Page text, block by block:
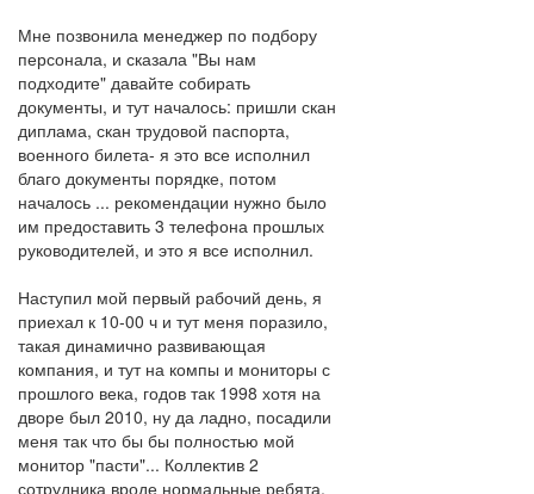
Мне позвонила менеджер по подбору
персонала, и сказала "Вы нам
подходите" давайте собирать
документы, и тут началось: пришли скан
диплама, скан трудовой паспорта,
военного билета- я это все исполнил
благо документы порядке, потом
началось ... рекомендации нужно было
им предоставить 3 телефона прошлых
руководителей, и это я все исполнил.
Наступил мой первый рабочий день, я
приехал к 10-00 ч и тут меня поразило,
такая динамично развивающая
компания, и тут на компы и мониторы с
прошлого века, годов так 1998 хотя на
дворе был 2010, ну да ладно, посадили
меня так что бы бы полностью мой
монитор "пасти"... Коллектив 2
сотрудника вроде нормальные ребята,